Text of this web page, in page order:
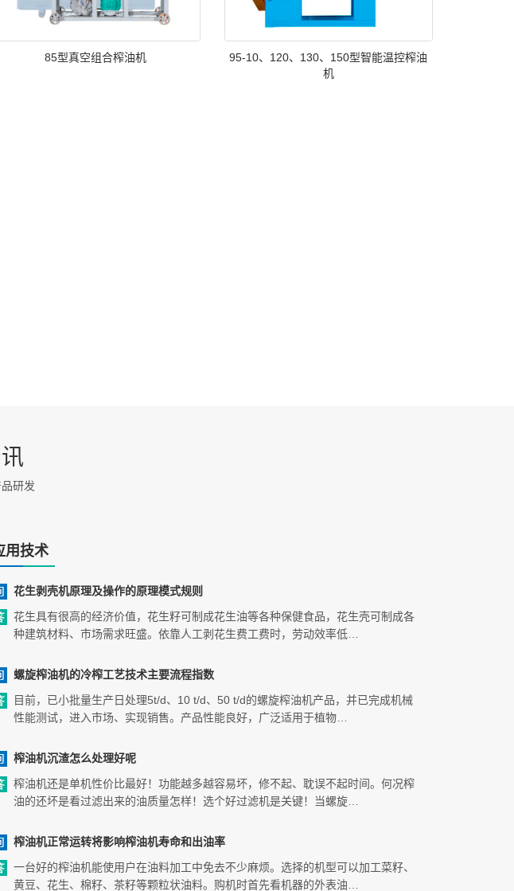
85型真空组合榨油机
95-10、120、130、150型智能温控榨油
机
研发
用技术
花生剥壳机原理及操作的原理模式规则
花生具有很高的经济价值，花生籽可制成花生油等各种保健食品，花生壳可制成各
种建筑材料、市场需求旺盛。依靠人工剥花生费工费时，劳动效率低…
螺旋榨油机的冷榨工艺技术主要流程指数
目前，已小批量生产日处理5t/d、10 t/d、50 t/d的螺旋榨油机产品，并已完成机械
性能测试，进入市场、实现销售。产品性能良好，广泛适用于植物…
榨油机沉渣怎么处理好呢
榨油机还是单机性价比最好！功能越多越容易坏，修不起、耽误不起时间。何况榨
油的还坏是看过滤出来的油质量怎样！选个好过滤机是关键！当螺旋…
榨油机正常运转将影响榨油机寿命和出油率
一台好的榨油机能使用户在油料加工中免去不少麻烦。选择的机型可以加工菜籽、
黄豆、花生、棉籽、茶籽等颗粒状油料。购机时首先看机器的外表油…